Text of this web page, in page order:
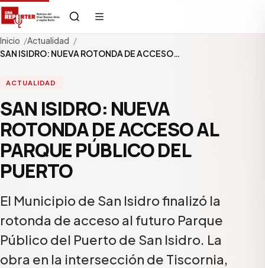
Inicio
Actualidad
SAN ISIDRO: NUEVA ROTONDA DE ACCESO…
ACTUALIDAD
SAN ISIDRO: NUEVA
ROTONDA DE ACCESO AL
PARQUE PÚBLICO DEL
PUERTO
El Municipio de San Isidro finalizó la
rotonda de acceso al futuro Parque
Público del Puerto de San Isidro. La
obra en la intersección de Tiscornia,